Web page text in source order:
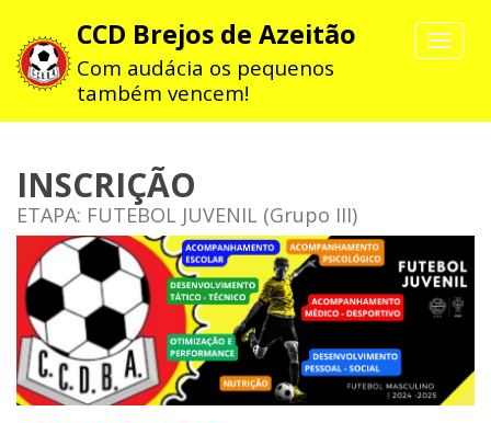
Toggle
CCD Brejos de Azeitão
Com audácia os pequenos
também vencem!
INSCRIÇÃO
ETAPA: FUTEBOL JUVENIL (Grupo III)